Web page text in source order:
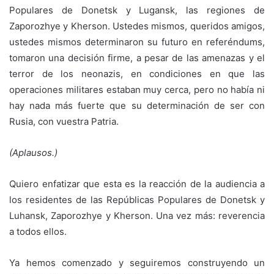
Populares de Donetsk y Lugansk, las regiones de
Zaporozhye y Kherson. Ustedes mismos, queridos amigos,
ustedes mismos determinaron su futuro en referéndums,
tomaron una decisión firme, a pesar de las amenazas y el
terror de los neonazis, en condiciones en que las
operaciones militares estaban muy cerca, pero no había ni
hay nada más fuerte que su determinación de ser con
Rusia, con vuestra Patria.
(Aplausos.)
Quiero enfatizar que esta es la reacción de la audiencia a
los residentes de las Repúblicas Populares de Donetsk y
Luhansk, Zaporozhye y Kherson. Una vez más: reverencia
a todos ellos.
Ya hemos comenzado y seguiremos construyendo un